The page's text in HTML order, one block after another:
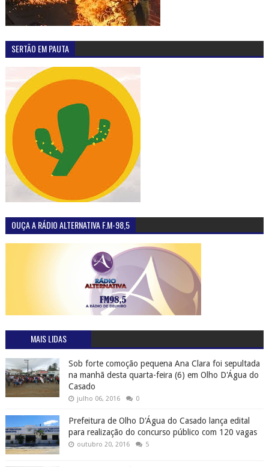
SERTÃO EM PAUTA
OUÇA A RÁDIO ALTERNATIVA F.M-98,5
MAIS LIDAS
Sob forte comoção pequena Ana Clara foi sepultada
na manhã desta quarta-feira (6) em Olho D'Água do
Casado
julho 06, 2016 0
Prefeitura de Olho D'Água do Casado lança edital
para realização do concurso público com 120 vagas
outubro 20, 2016 5